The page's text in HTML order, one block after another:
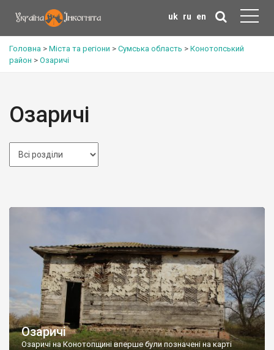
uk ru en
Головна > Міста та регіони > Сумська область > Конотопський
район > Озаричі
Озаричі
Озаричі
Озаричі на Конотопщині вперше були позначені на карті